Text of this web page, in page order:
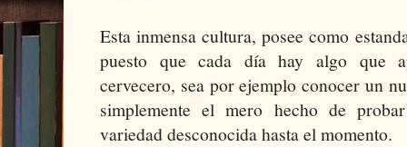
Esta inmensa cultura, posee como
puesto que cada día hay algo que
cervecero, sea por ejemplo conocer un
simplemente el mero hecho de
variedad desconocida hasta el momento.